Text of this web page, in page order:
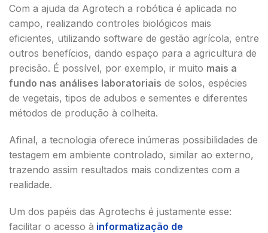
Com a ajuda da Agrotech a robótica é aplicada no
campo, realizando controles biológicos mais
eficientes, utilizando software de gestão agrícola, entre
outros benefícios, dando espaço para a agricultura de
precisão. É possível, por exemplo, ir muito mais a
fundo nas análises laboratoriais de solos, espécies
de vegetais, tipos de adubos e sementes e diferentes
métodos de produção à colheita.
Afinal, a tecnologia oferece inúmeras possibilidades de
testagem em ambiente controlado, similar ao externo,
trazendo assim resultados mais condizentes com a
realidade.
Um dos papéis das Agrotechs é justamente esse:
facilitar o acesso à informatização de